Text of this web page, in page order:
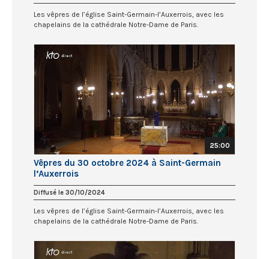
Les vêpres de l’église Saint-Germain-l’Auxerrois, avec les
chapelains de la cathédrale Notre-Dame de Paris.
25:00
Vêpres du 30 octobre 2024 à Saint-Germain
l’Auxerrois
Diffusé le 30/10/2024
Les vêpres de l’église Saint-Germain-l’Auxerrois, avec les
chapelains de la cathédrale Notre-Dame de Paris.